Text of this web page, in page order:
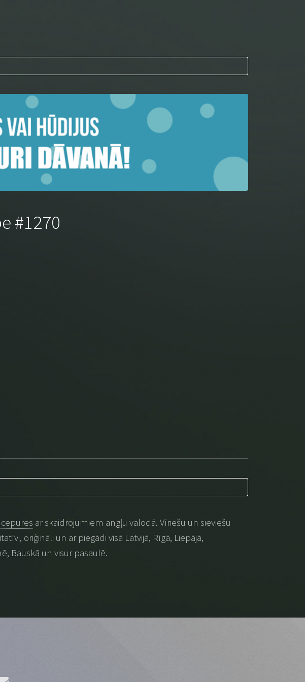
#1270
ar skaidrojumiem angļu valodā. Vīriešu un sieviešu
oriģināli un ar piegādi visā Latvijā, Rīgā, Liepājā,
Bauskā un visur pasaulē.